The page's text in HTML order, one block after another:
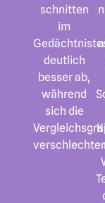
schnitten
im
deutlich
besser ab,
während
sich die